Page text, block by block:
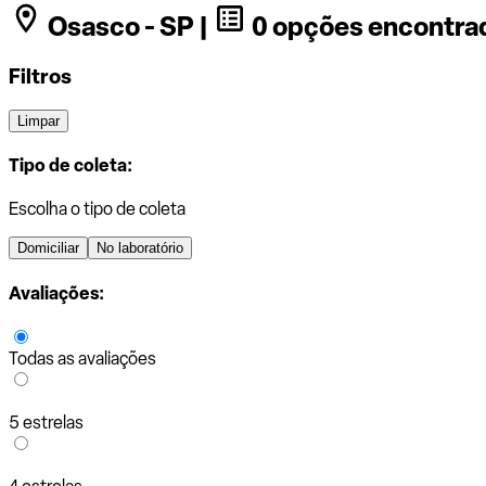
Osasco - SP | 0 opções
Filtros
Limpar
Tipo de coleta:
Escolha o tipo de coleta
Domiciliar No laboratório
Avaliações:
Todas as avaliações
5 estrelas